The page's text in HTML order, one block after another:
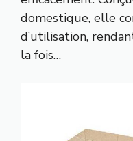
domestique, elle
d’utilisation,
la fois…